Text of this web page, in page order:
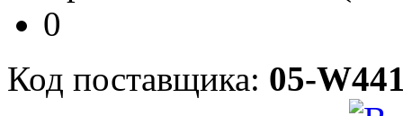
0
Код поставщика: 05-